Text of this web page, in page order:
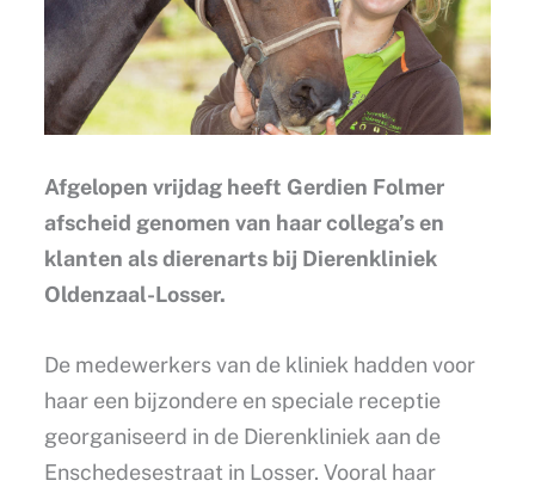
Afgelopen vrijdag heeft Gerdien Folmer
afscheid genomen van haar collega’s en
klanten als dierenarts bij Dierenkliniek
Oldenzaal-Losser.
De medewerkers van de kliniek hadden voor
haar een bijzondere en speciale receptie
georganiseerd in de Dierenkliniek aan de
Enschedesestraat in Losser. Vooral haar